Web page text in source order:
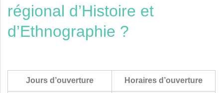
régional d’Histoire et
d’Ethnographie ?
Jours d’ouverture Horaires d’ouverture